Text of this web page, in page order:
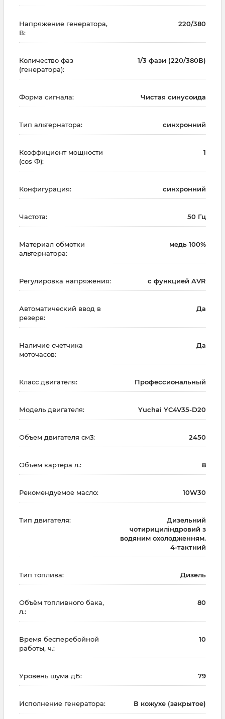
Напряжение генератора,
В:
220/380
Количество фаз
(генератора):
1/3 фази (220/380В)
Форма сигнала: Чистая синусоида
Тип альтернатора: синхронний
Коэффициент мощности
(cos Ф):
1
Конфигурация: синхронний
Частота: 50 Гц
Материал обмотки
альтернатора:
медь 100%
Регулировка напряжения: с функцией AVR
Автоматический ввод в
резерв:
Да
Наличие счетчика
моточасов:
Да
Класс двигателя: Профессиональный
Модель двигателя: Yuchai YC4V35-D20
Объем двигателя см3: 2450
Объем картера л.: 8
Рекомендуемое масло: 10W30
Тип двигателя:
Дизельний
чотирициліндровий з
водяним охолодженням.
4-тактний
Тип топлива: Дизель
Объём топливного бака,
л.:
80
Время бесперебойной
работы, ч.:
10
Уровень шума дБ: 79
Исполнение генератора: В кожухе (закрытое)